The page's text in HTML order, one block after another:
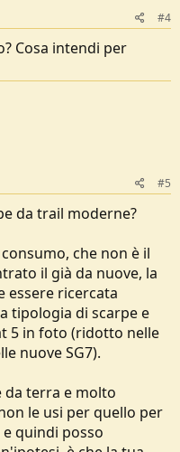
#4
Cosa intendi per
#5
da trail moderne?
che non è il
il già da nuove, la
essere ricercata
tipologia di scarpe e
5 in foto (ridotto nelle
nuove SG7).
da terra e molto
le usi per quello per
quindi posso